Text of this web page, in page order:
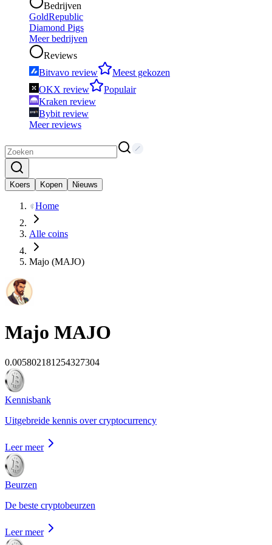
Bedrijven
GoldRepublic
Diamond Pigs
Meer bedrijven
Reviews
Bitvavo review
Meest gekozen
OKX review
Populair
Kraken review
Bybit review
Meer reviews
Koers Kopen Nieuws
Home
Alle coins
Majo (MAJO)
Majo MAJO
0.005802181254327304
Kennisbank
Uitgebreide kennis over cryptocurrency
Leer meer
Beurzen
De beste cryptobeurzen
Leer meer